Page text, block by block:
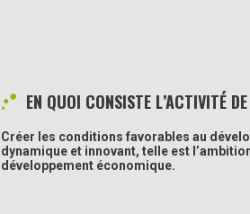
EN QUOI CONSISTE L’ACTIVITÉ
Créer les conditions favorables au
dynamique et innovant, telle est
développement économique.